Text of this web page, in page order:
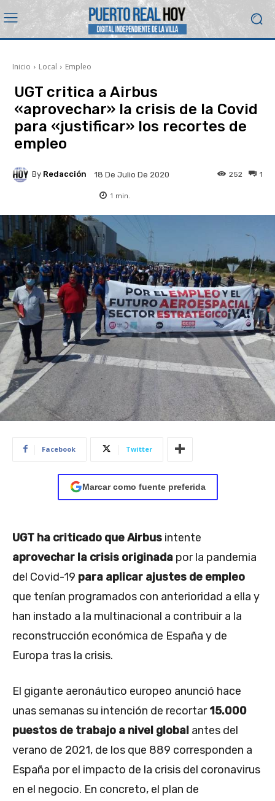
Inicio Local Empleo
UGT critica a Airbus
«aprovechar» la crisis de la Covid
para «justificar» los recortes de
empleo
By Redacción 18 De Julio De 2020 1
252
1 min.
Facebook Twitter
Marcar como fuente preferida
UGT ha criticado que Airbus intente
aprovechar la crisis originada por la pandemia
del Covid-19 para aplicar ajustes de empleo
que tenían programados con anterioridad a ella y
han instado a la multinacional a contribuir a la
reconstrucción económica de España y de
Europa tras la crisis.
El gigante aeronáutico europeo anunció hace
unas semanas su intención de recortar15.000
puestos de trabajo a nivel global antes del
verano de 2021, de los que 889 corresponden a
España por el impacto de la crisis del coronavirus
en el negocio. En concreto, el plan de